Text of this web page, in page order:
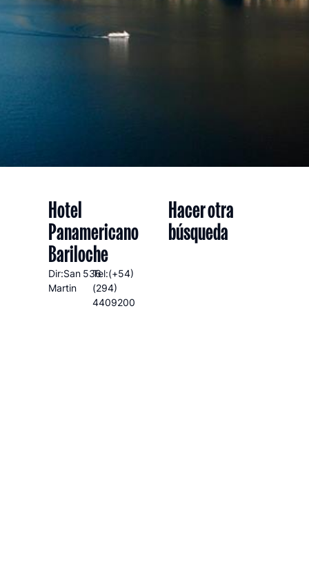
Hotel
Panamericano
Bariloche
Dir:San
Martin
536Tel:(+54)
(294)
4409200
Hacer otra
búsqueda